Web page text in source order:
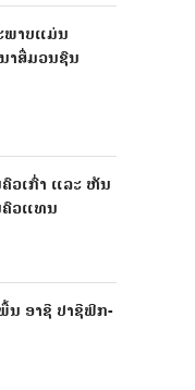
ພາບແມ່ນ
າສື່ມວນຊົນ
ວເກົ່າ ແລະ ຫັນ
ຄົວແທນ
ນ ອາຊີ ປາຊີຟິກ-